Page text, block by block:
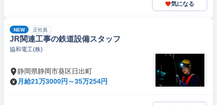
気になる
NEW 正社員
JR関連工事の鉄道設備スタッフ
協和電工(株)
静岡県静岡市葵区日出町
月給21万3000円～35万254円